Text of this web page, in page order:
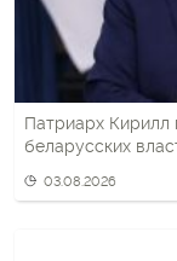
Патриарх Кирилл
беларусских
03.08.2026